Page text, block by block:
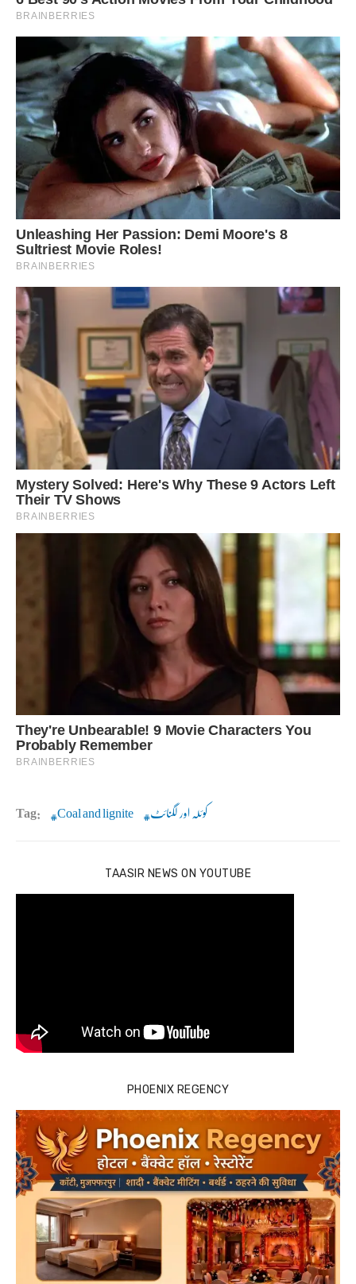
Tag: Coal and lignite کوئلہ اور لگنائٹ
TAASIR NEWS ON YOUTUBE
PHOENIX REGENCY